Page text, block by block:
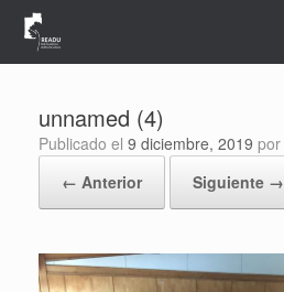
Saltar
contenido
unnamed (4)
Publicado el 9 diciembre, 2019 por
← Anterior
Siguiente →